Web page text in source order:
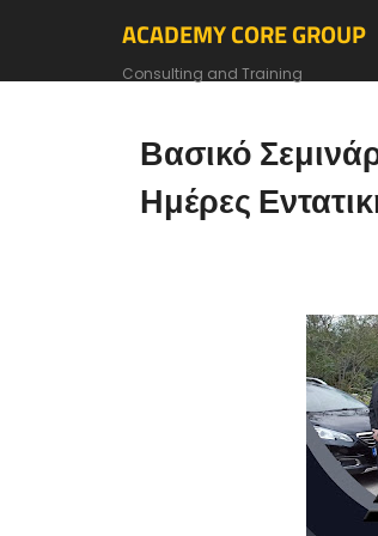
ACADEMY CORE GROUP
Consulting and Training
Βασικό
Ημέρες